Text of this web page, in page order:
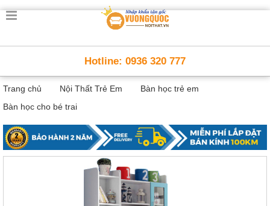
Trang
Thông
Minh
Nội
thất
minh
Nội
Hotline: 0936 320 777
Trang chủ Nội Thất Trẻ Em
Bàn học trẻ em
Bàn học cho bé trai